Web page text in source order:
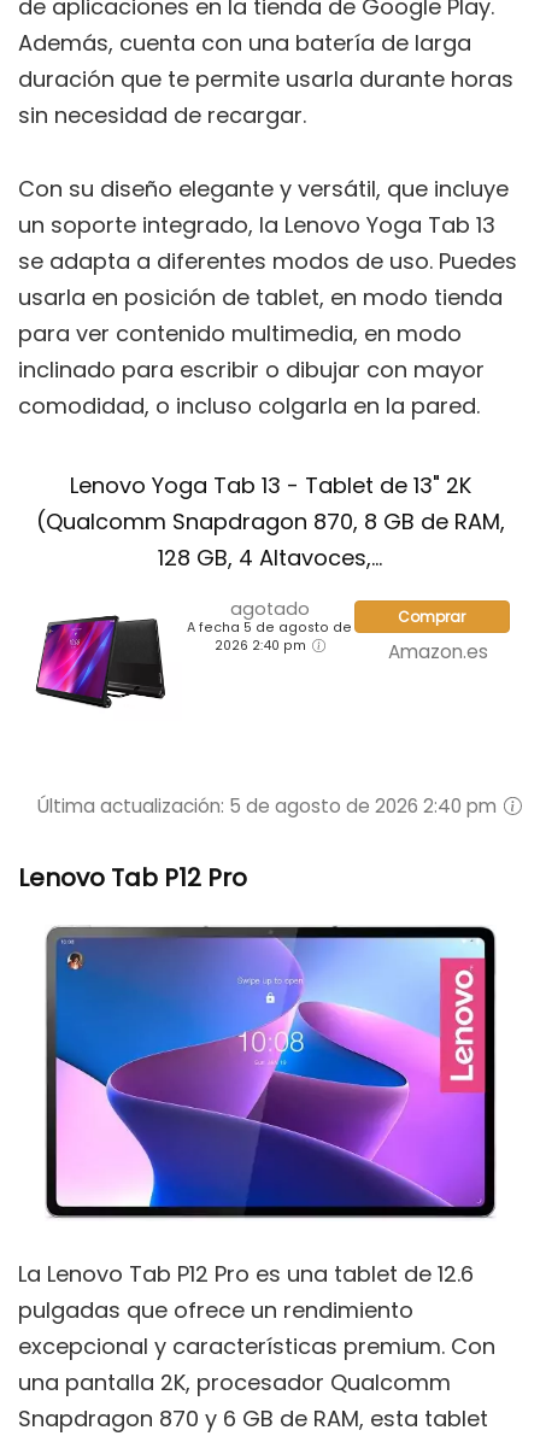
de aplicaciones en la tienda de Google Play.
Además, cuenta con una batería de larga
duración que te permite usarla durante horas
sin necesidad de recargar.
Con su diseño elegante y versátil, que incluye
un soporte integrado, la Lenovo Yoga Tab 13
se adapta a diferentes modos de uso. Puedes
usarla en posición de tablet, en modo tienda
para ver contenido multimedia, en modo
inclinado para escribir o dibujar con mayor
comodidad, o incluso colgarla en la pared.
Lenovo Yoga Tab 13 - Tablet de 13" 2K
(Qualcomm Snapdragon 870, 8 GB de RAM,
128 GB, 4 Altavoces,...
agotado
A fecha 5 de agosto de
2026 2:40 pm
Comprar
Amazon.es
Última actualización: 5 de agosto de 2026 2:40 pm
Lenovo Tab P12 Pro
La Lenovo Tab P12 Pro es una tablet de 12.6
pulgadas que ofrece un rendimiento
excepcional y características premium. Con
una pantalla 2K, procesador Qualcomm
Snapdragon 870 y 6 GB de RAM, esta tablet